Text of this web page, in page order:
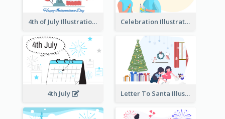
4th of July Illustration Celebration Illustration
4th July Letter To Santa Illustration